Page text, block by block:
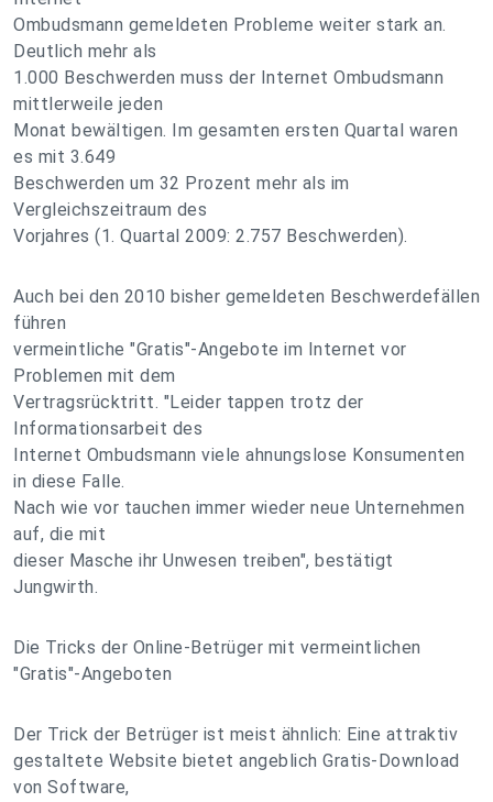
Ombudsmann gemeldeten Probleme weiter stark an.
Deutlich mehr als
1.000 Beschwerden muss der Internet Ombudsmann
mittlerweile jeden
Monat bewältigen. Im gesamten ersten Quartal waren
es mit 3.649
Beschwerden um 32 Prozent mehr als im
Vergleichszeitraum des
Vorjahres (1. Quartal 2009: 2.757 Beschwerden).
Auch bei den 2010 bisher gemeldeten Beschwerdefällen
führen
vermeintliche "Gratis"-Angebote im Internet vor
Problemen mit dem
Vertragsrücktritt. "Leider tappen trotz der
Informationsarbeit des
Internet Ombudsmann viele ahnungslose Konsumenten
in diese Falle.
Nach wie vor tauchen immer wieder neue Unternehmen
auf, die mit
dieser Masche ihr Unwesen treiben", bestätigt
Jungwirth.
Die Tricks der Online-Betrüger mit vermeintlichen
"Gratis"-Angeboten
Der Trick der Betrüger ist meist ähnlich: Eine attraktiv
gestaltete Website bietet angeblich Gratis-Download
von Software,